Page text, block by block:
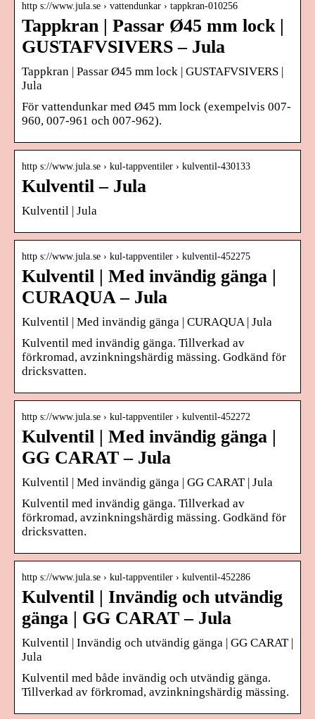
http s://www.jula.se › vattendunkar › tappkran-010256
Tappkran | Passar Ø45 mm lock |
GUSTAFVSIVERS – Jula
Tappkran | Passar Ø45 mm lock | GUSTAFVSIVERS |
Jula
För vattendunkar med Ø45 mm lock (exempelvis 007-
960, 007-961 och 007-962).
http s://www.jula.se › kul-tappventiler › kulventil-430133
Kulventil – Jula
Kulventil | Jula
http s://www.jula.se › kul-tappventiler › kulventil-452275
Kulventil | Med invändig gänga |
CURAQUA – Jula
Kulventil | Med invändig gänga | CURAQUA | Jula
Kulventil med invändig gänga. Tillverkad av
förkromad, avzinkningshärdig mässing. Godkänd för
dricksvatten.
http s://www.jula.se › kul-tappventiler › kulventil-452272
Kulventil | Med invändig gänga |
GG CARAT – Jula
Kulventil | Med invändig gänga | GG CARAT | Jula
Kulventil med invändig gänga. Tillverkad av
förkromad, avzinkningshärdig mässing. Godkänd för
dricksvatten.
http s://www.jula.se › kul-tappventiler › kulventil-452286
Kulventil | Invändig och utvändig
gänga | GG CARAT – Jula
Kulventil | Invändig och utvändig gänga | GG CARAT |
Jula
Kulventil med både invändig och utvändig gänga.
Tillverkad av förkromad, avzinkningshärdig mässing.